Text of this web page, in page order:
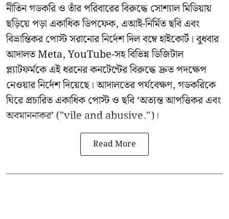
নীতিন গডকরি ও তাঁর পরিবারের বিরুদ্ধে সোশ্যাল মিডিয়ায়
ছড়িয়ে পড়া একাধিক ডিপফেক, এআই-নির্মিত ছবি এবং
বিভ্রান্তিকর পোস্ট সরানোর নির্দেশ দিল বম্বে হাইকোর্ট। বুধবার
আদালত Meta, YouTube-সহ বিভিন্ন ডিজিটাল
প্ল্যাটফর্মকে এই ধরনের কনটেন্টের বিরুদ্ধে দ্রুত পদক্ষেপ
নেওয়ার নির্দেশ দিয়েছে। আদালতের পর্যবেক্ষণ, গডকরিকে
ঘিরে প্রচারিত একাধিক পোস্ট ও ছবি ‘অত্যন্ত আপত্তিকর এবং
অবমাননাকর’ ("vile and abusive.")।
Read More